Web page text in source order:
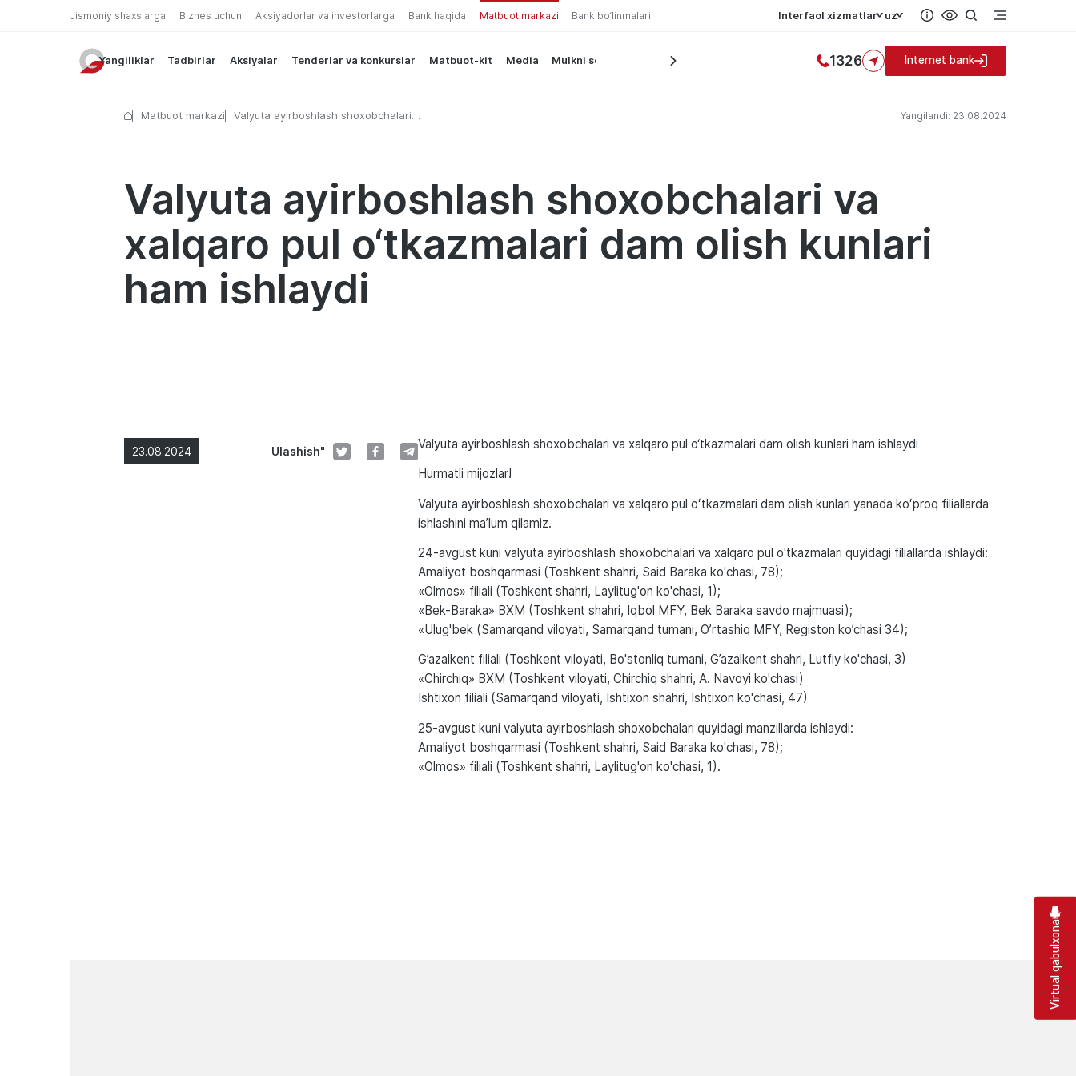
Jismoniy shaxslarga Biznes uchun Aksiyadorlar va investorlarga Bank haqida Matbuot markazi Bank bo‘linmalari Interfaol xizmatlar uz
Yangiliklar Tadbirlar Aksiyalar Tenderlar va konkurslar Matbuot-kit Media Mulkni sotish 1326 Internet bank
Matbuot markazi
Valyuta ayirboshlash shoxobchalari
Yangilandi: 23.08.2024
Valyuta ayirboshlash shoxobchalari va
xalqaro pul o‘tkazmalari dam olish kunlari
ham ishlaydi
23.08.2024 Ulashish"
Valyuta ayirboshlash shoxobchalari va xalqaro pul o‘tkazmalari dam olish kunlari ham ishlaydi
Hurmatli mijozlar!
Valyuta ayirboshlash shoxobchalari va xalqaro pul oʻtkazmalari dam olish kunlari yanada koʻproq filiallarda
ishlashini maʼlum qilamiz.
24-avgust kuni valyuta ayirboshlash shoxobchalari va xalqaro pul o'tkazmalari quyidagi filiallarda ishlaydi:
Amaliyot boshqarmasi (Toshkent shahri, Said Baraka ko'chasi, 78);
«Olmos» filiali (Toshkent shahri, Laylitug'on ko'chasi, 1);
«Bek-Baraka» BXM (Toshkent shahri, Iqbol MFY, Bek Baraka savdo majmuasi);
«Ulug'bek (Samarqand viloyati, Samarqand tumani, O’rtashiq MFY, Registon ko’chasi 34);
G’azalkent filiali (Toshkent viloyati, Bo'stonliq tumani, G’azalkent shahri, Lutfiy ko'chasi, 3)
«Chirchiq» BXM (Toshkent viloyati, Chirchiq shahri, A. Navoyi ko'chasi)
Ishtixon filiali (Samarqand viloyati, Ishtixon shahri, Ishtixon ko'chasi, 47)
25-avgust kuni valyuta ayirboshlash shoxobchalari quyidagi manzillarda ishlaydi:
Amaliyot boshqarmasi (Toshkent shahri, Said Baraka ko'chasi, 78);
«Olmos» filiali (Toshkent shahri, Laylitug'on ko'chasi, 1).
Virtual qabulxona